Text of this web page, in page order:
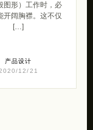
图形）工作时，必
开阔胸襟。这不仅
[…]
产品设计
12/21